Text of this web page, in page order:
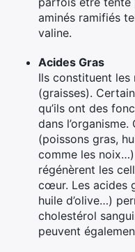
aminés ramifiés
valine.
Acides Gras
Ils constituent les
(graisses).
qu’ils ont des
dans l’organisme.
(poissons gras,
comme les
régénèrent les
cœur. Les acides
huile d’olive…)
cholestérol
peuvent